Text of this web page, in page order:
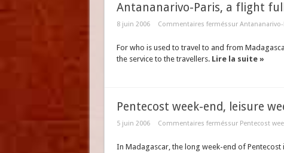
Antananarivo-Paris, a flight
8 juin 2006 Commentaires ferméssur
For who is used to travel to and from
the service to the travellers. Lire la suite »
Pentecost week-end, leisure
5 juin 2006 Commentaires ferméssur Pentecost
In Madagascar, the long week-end of